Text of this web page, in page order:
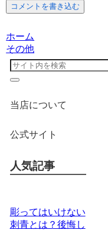
コメントを書き込む
ホーム
その他
当店について
公式サイト
人気記事
彫ってはいけない
刺青とは？後悔し